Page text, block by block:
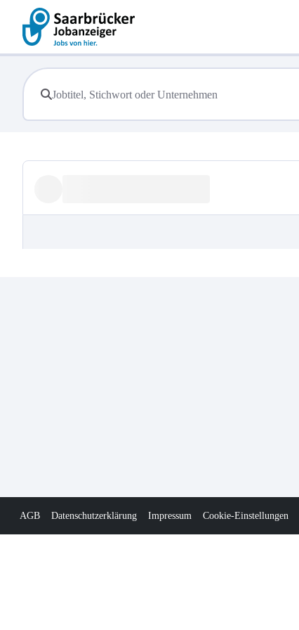
AGB Datenschutzerklärung Impressum Cookie-Einstellungen